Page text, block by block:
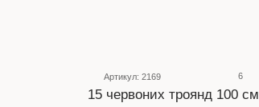
Артикул: 2169 6
15 червоних троянд 100 см